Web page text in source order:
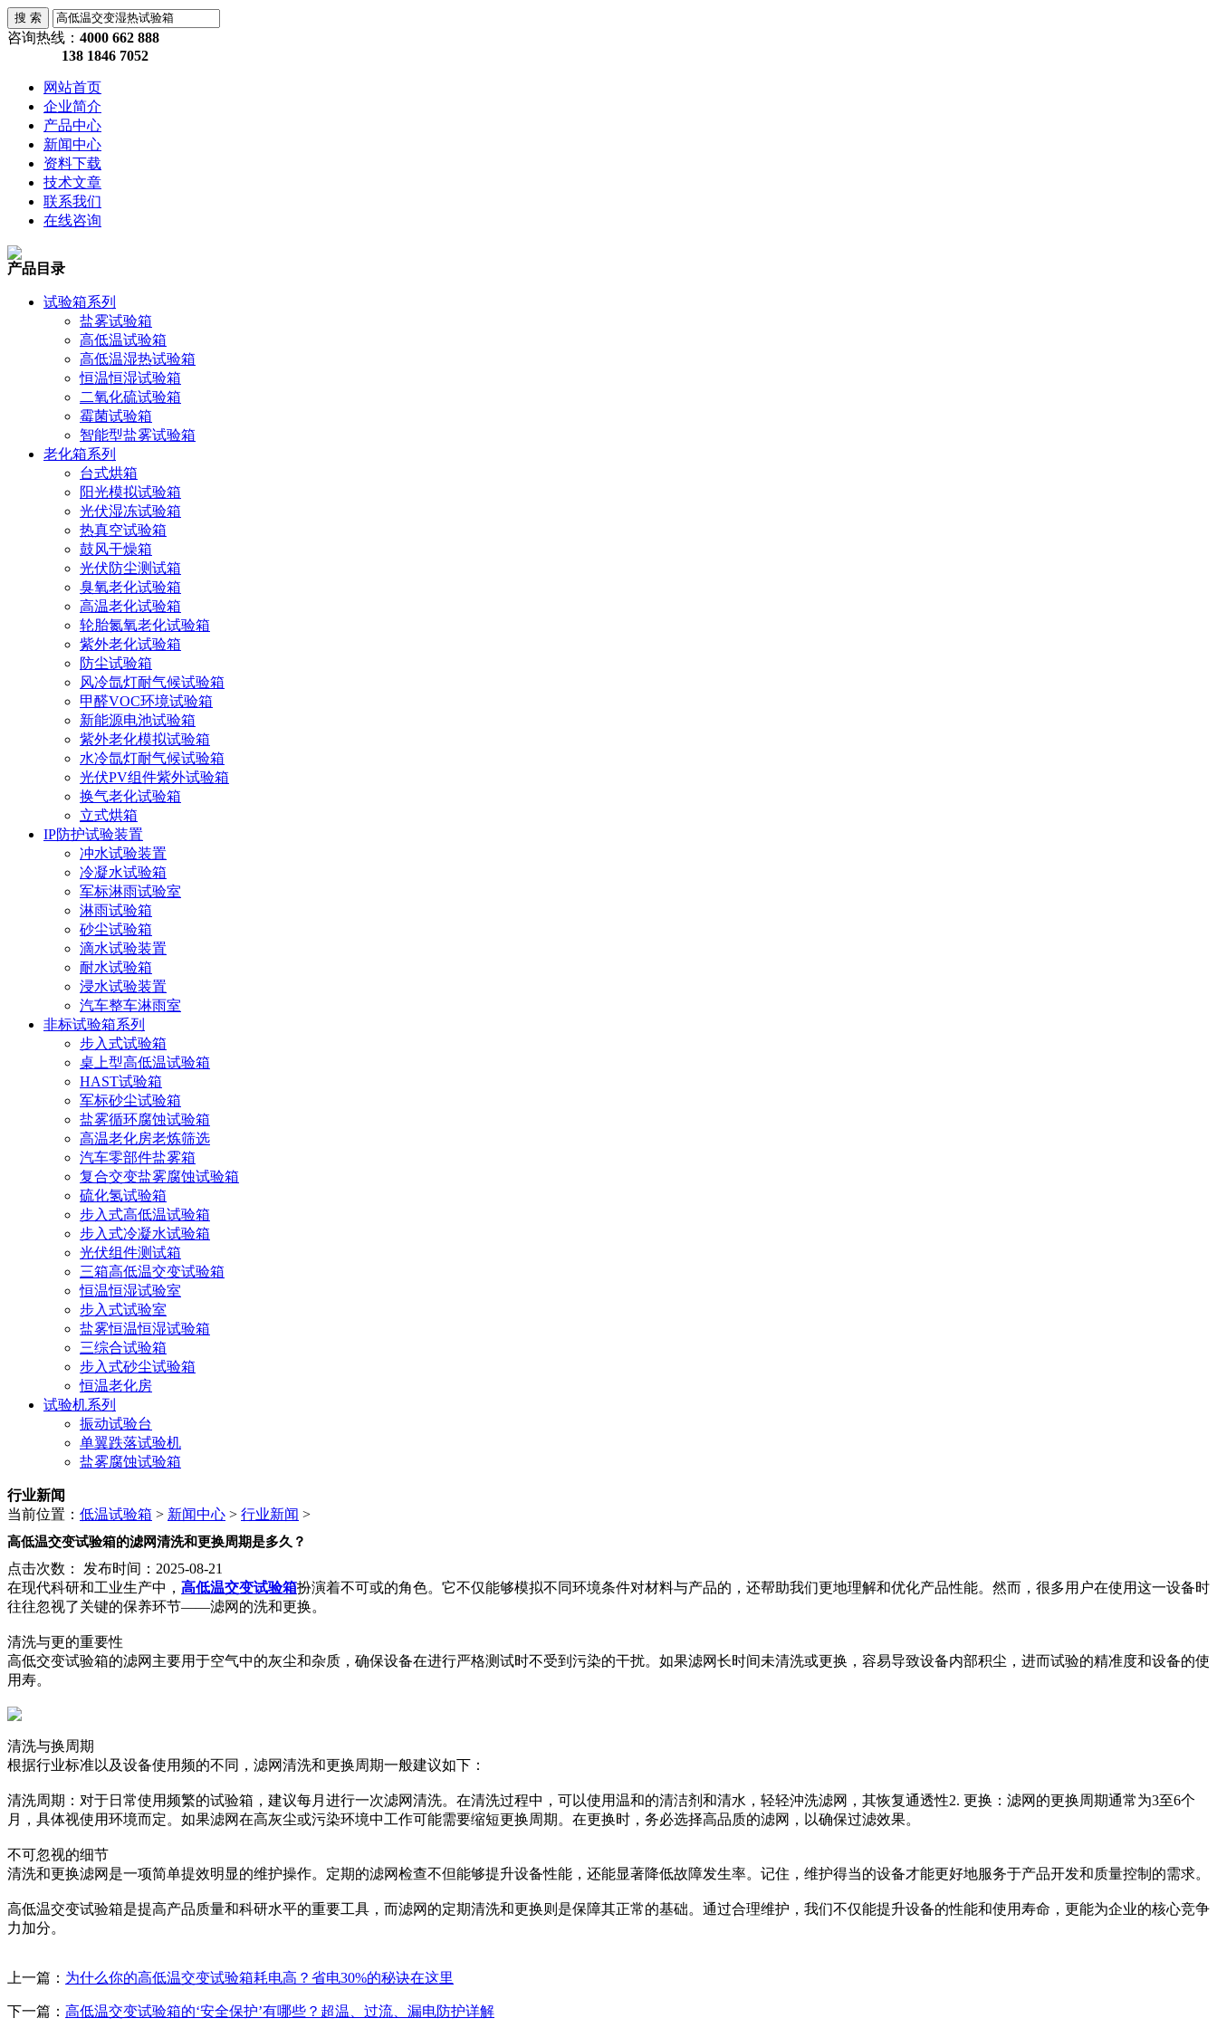
咨询热线： 4000 662 888
138 1846 7052
网站首页
企业简介
产品中心
新闻中心
资料下载
技术文章
联系我们
在线咨询
产品目录
试验箱系列
盐雾试验箱
高低温试验箱
高低温湿热试验箱
恒温恒湿试验箱
二氧化硫试验箱
霉菌试验箱
智能型盐雾试验箱
老化箱系列
台式烘箱
阳光模拟试验箱
光伏湿冻试验箱
热真空试验箱
鼓风干燥箱
光伏防尘测试箱
臭氧老化试验箱
高温老化试验箱
轮胎氮氧老化试验箱
紫外老化试验箱
防尘试验箱
风冷氙灯耐气候试验箱
甲醛VOC环境试验箱
新能源电池试验箱
紫外老化模拟试验箱
水冷氙灯耐气候试验箱
光伏PV组件紫外试验箱
换气老化试验箱
立式烘箱
IP防护试验装置
冲水试验装置
冷凝水试验箱
军标淋雨试验室
淋雨试验箱
砂尘试验箱
滴水试验装置
耐水试验箱
浸水试验装置
汽车整车淋雨室
非标试验箱系列
步入式试验箱
桌上型高低温试验箱
HAST试验箱
军标砂尘试验箱
盐雾循环腐蚀试验箱
高温老化房老炼筛选
汽车零部件盐雾箱
复合交变盐雾腐蚀试验箱
硫化氢试验箱
步入式高低温试验箱
步入式冷凝水试验箱
光伏组件测试箱
三箱高低温交变试验箱
恒温恒湿试验室
步入式试验室
盐雾恒温恒湿试验箱
三综合试验箱
步入式砂尘试验箱
恒温老化房
试验机系列
振动试验台
单翼跌落试验机
盐雾腐蚀试验箱
行业新闻
当前位置： 低温试验箱 > 新闻中心 > 行业新闻 >
高低温交变试验箱的滤网清洗和更换周期是多久？
点击次数：
发布时间：2025-08-21
在现代科研和工业生产中， 高低温交变试验箱扮演着不可或的角色。它不仅能够模拟不同环境条件对材料与产品的，还帮助我们更地理解和优化产品性能。然而，很多用户在使用这一设备时
往往忽视了关键的保养环节——滤网的洗和更换。
清洗与更的重要性
高低交变试验箱的滤网主要用于空气中的灰尘和杂质，确保设备在进行严格测试时不受到污染的干扰。如果滤网长时间未清洗或更换，容易导致设备内部积尘，进而试验的精准度和设备的使
用寿。
清洗与换周期
根据行业标准以及设备使用频的不同，滤网清洗和更换周期一般建议如下：
清洗周期：对于日常使用频繁的试验箱，建议每月进行一次滤网清洗。在清洗过程中，可以使用温和的清洁剂和清水，轻轻沖洗滤网，其恢复通透性2. 更换：滤网的更换周期通常为3至6个
月，具体视使用环境而定。如果滤网在高灰尘或污染环境中工作可能需要缩短更换周期。在更换时，务必选择高品质的滤网，以确保过滤效果。
不可忽视的细节
清洗和更换滤网是一项简单提效明显的维护操作。定期的滤网检查不但能够提升设备性能，还能显著降低故障发生率。记住，维护得当的设备才能更好地服务于产品开发和质量控制的需求。
高低温交变试验箱是提高产品质量和科研水平的重要工具，而滤网的定期清洗和更换则是保障其正常的基础。通过合理维护，我们不仅能提升设备的性能和使用寿命，更能为企业的核心竞争
力加分。
上一篇： 为什么你的高低温交变试验箱耗电高？省电30%的秘诀在这里
下一篇： 高低温交变试验箱的‘安全保护’有哪些？超温、过流、漏电防护详解